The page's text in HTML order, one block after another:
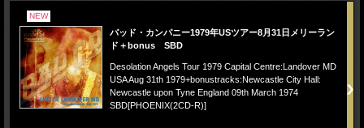
NEW
バッド・カンパニー1979年USツアー8月31日メリーラン
ド＋bonus SBD
Desolation Angels Tour 1979 Capital Centre:Landover MD
USA Aug 31th 1979+bonustracks:Newcastle City Hall:
Newcastle upon Tyne England 09th March 1974
SBD[PHOENIX(2CD-R)]